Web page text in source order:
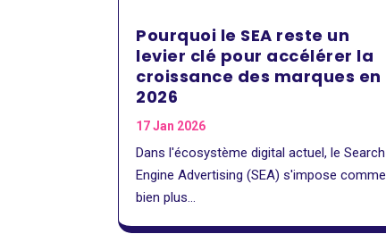
Pourquoi le SEA reste un
levier clé pour accélérer la
croissance des marques en
2026
17 Jan 2026
Dans l'écosystème digital actuel, le Search
Engine Advertising (SEA) s'impose comme
bien plus...